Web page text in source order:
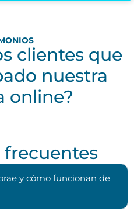
clientes que
nuestra
online?
y cómo funcionan de